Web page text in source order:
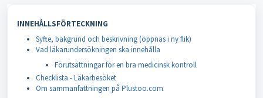
INNEHÅLLSFÖRTECKNING
Syfte, bakgrund och beskrivning (öppnas i ny flik)
Vad läkarundersökningen ska innehålla
Förutsättningar för en bra medicinsk kontroll
Checklista - Läkarbesöket
Om sammanfattningen på Plustoo.com